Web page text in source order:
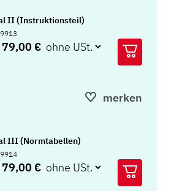
II (Instruktionsteil)
79,00 €
merken
III (Normtabellen)
79,00 €